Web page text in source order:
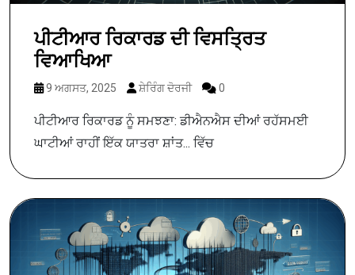
ਪੀਟੀਆਰ ਰਿਕਾਰਡ ਦੀ ਵਿਸਤ੍ਰਿਤ
ਵਿਆਖਿਆ
9 ਅਗਸਤ, 2025 ਸ਼ੇਰਿੰਗ ਦੋਰਜੀ 0
ਪੀਟੀਆਰ ਰਿਕਾਰਡ ਨੂੰ ਸਮਝਣਾ: ਡੀਐਨਐਸ ਦੀਆਂ ਰਹੱਸਮਈ
ਘਾਟੀਆਂ ਰਾਹੀਂ ਇੱਕ ਯਾਤਰਾ ਸ਼ਾਂਤ... ਵਿੱਚ